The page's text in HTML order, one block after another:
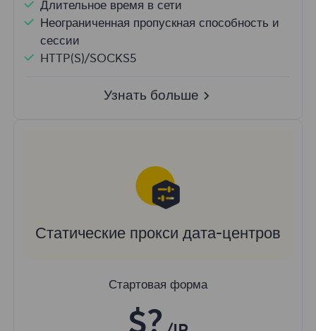
Длительное время в сети
Неограниченная пропускная способность и
сессии
HTTP(S)/SOCKS5
Узнать больше
Статические прокси дата-центров
Стартовая форма